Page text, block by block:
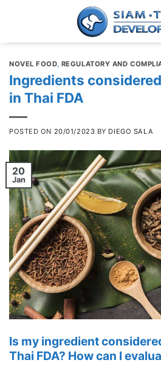
NOVEL FOOD, REGULATORY AND
Ingredients
in Thai FDA
POSTED ON 20/01/2023 BY DIEGO SALA
20
Jan
Is my ingredient
Thai FDA? How can I